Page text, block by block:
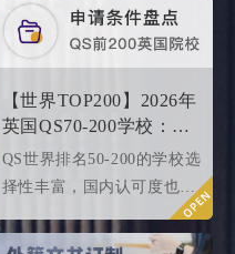
【世界TOP200】2026年
英国QS70-200学校：申
请条件大盘点
QS世界排名50-200的学校选
择性丰富，国内认可度也很
高，所以今天优越就来给大
家盘点一下25fallQS前50-